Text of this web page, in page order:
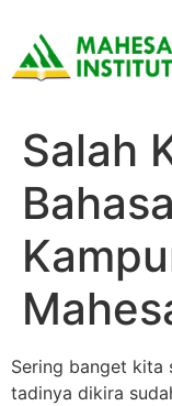
Salah
Sering banget kita
tadinya dikira